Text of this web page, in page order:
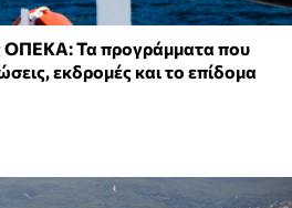
ΟΠΕΚΑ: Τα προγράμματα που
εκδρομές και το επίδομα